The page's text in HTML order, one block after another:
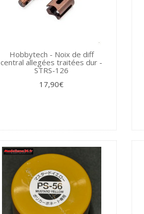
Hobbytech - Noix de diff
central allegées traitées dur -
STRS-126
17,90€